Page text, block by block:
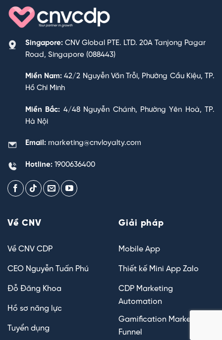
Singapore: CNV Global PTE. LTD. 20A Tanjong Pagar
Road, Singapore (088443)
Miền Nam: 42/2 Nguyễn Văn Trỗi, Phường Cầu Kiệu, TP.
Hồ Chí Minh
Miền Bắc: 4/48 Nguyễn Chánh, Phường Yên Hoà, TP.
Hà Nội
Email: marketing@cnvloyalty.com
Hotline: 1900636400
Về CNV
Về CNV CDP
CEO Nguyễn Tuấn Phú
Đỗ Đăng Khoa
Hồ sơ năng lực
Tuyển dụng
Giải pháp
Mobile App
Thiết kế Mini App Zalo
CDP Marketing
Automation
Gamification Marketing
Funnel